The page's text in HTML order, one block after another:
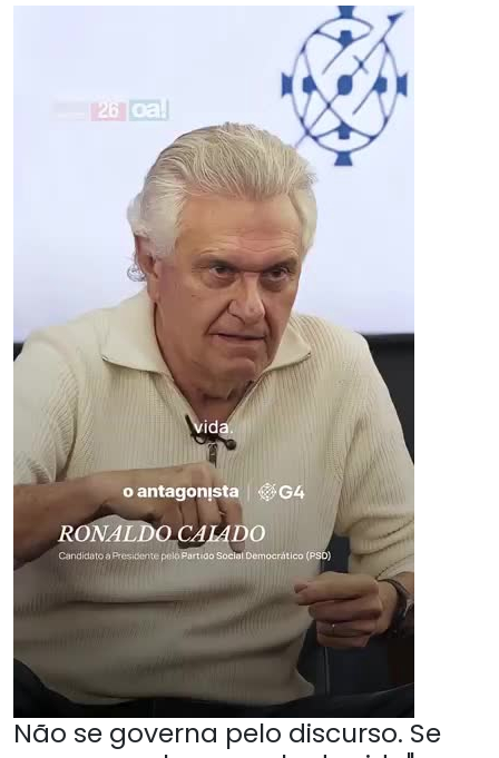
Não se governa pelo discurso. Se